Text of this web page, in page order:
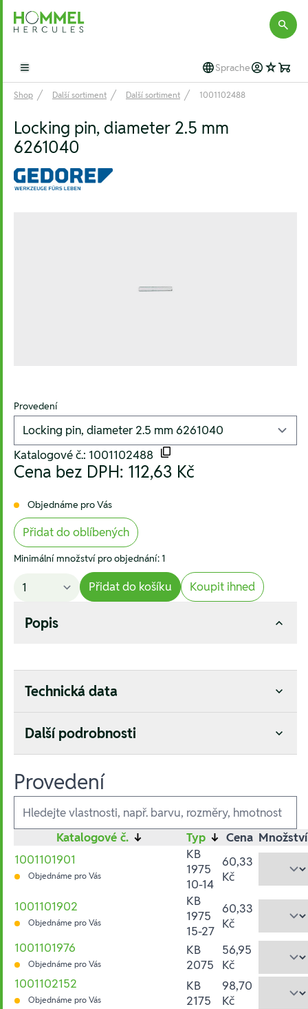
Hommel Hercules
Open main menu Sprache
Shop Další sortiment Další sortiment 1001102488
Locking pin, diameter 2.5 mm
6261040
Provedení
Katalogové č.: 1001102488
Cena bez DPH: 112,63 Kč
Objednáme pro Vás
Přidat do oblíbených
Minimální množství pro objednání: 1
Přidat do košíku Koupit ihned
Popis
Technická data
Další podrobnosti
Provedení
Ausführungen
Katalogové č. ↓ Typ ↓ Cena Množství
1001101901
Objednáme pro Vás
KB
1975
10-14
60,33
Kč
1001101902
Objednáme pro Vás
KB
1975
15-27
60,33
Kč
1001101976
Objednáme pro Vás
KB
2075
56,95
Kč
1001102152
Objednáme pro Vás
KB
2175
98,70
Kč